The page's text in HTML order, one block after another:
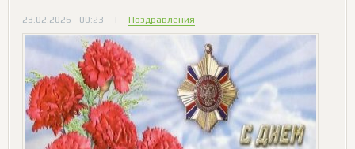
23.02.2026 - 00:23 | Поздравления